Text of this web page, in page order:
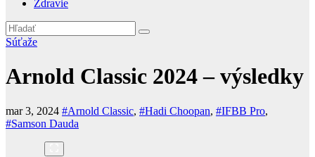
Zdravie
Súťaže
Arnold Classic 2024 – výsledky
mar 3, 2024 #Arnold Classic, #Hadi Choopan, #IFBB Pro,
#Samson Dauda